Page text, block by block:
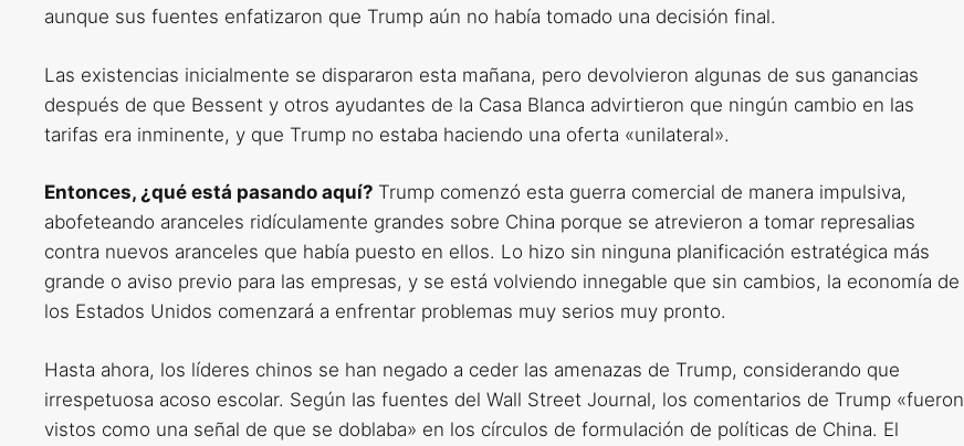
aunque sus fuentes enfatizaron que Trump aún no había tomado una decisión final.
Las existencias inicialmente se dispararon esta mañana, pero devolvieron algunas de sus ganancias
después de que Bessent y otros ayudantes de la Casa Blanca advirtieron que ningún cambio en las
tarifas era inminente, y que Trump no estaba haciendo una oferta «unilateral».
Entonces, ¿qué está pasando aquí? Trump comenzó esta guerra comercial de manera impulsiva,
abofeteando aranceles ridículamente grandes sobre China porque se atrevieron a tomar represalias
contra nuevos aranceles que había puesto en ellos. Lo hizo sin ninguna planificación estratégica más
grande o aviso previo para las empresas, y se está volviendo innegable que sin cambios, la economía de
los Estados Unidos comenzará a enfrentar problemas muy serios muy pronto.
Hasta ahora, los líderes chinos se han negado a ceder las amenazas de Trump, considerando que
irrespetuosa acoso escolar. Según las fuentes del Wall Street Journal, los comentarios de Trump «fueron
vistos como una señal de que se doblaba» en los círculos de formulación de políticas de China. El